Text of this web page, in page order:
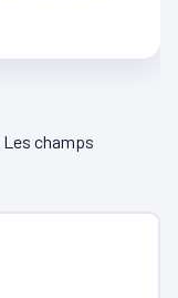
Les champs